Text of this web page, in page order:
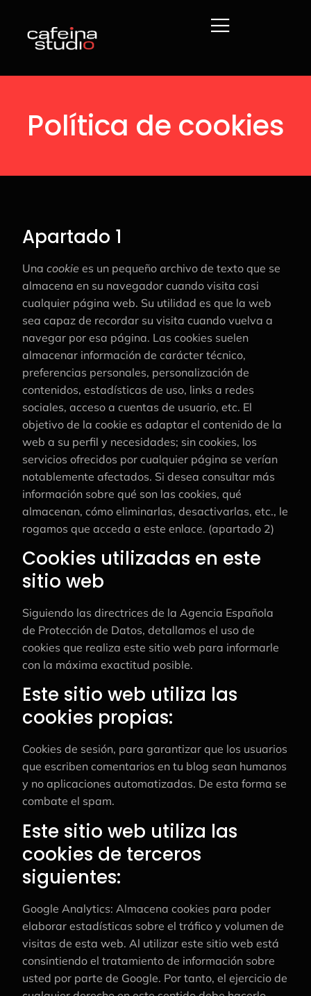
Política de cookies
Apartado 1
Una cookie es un pequeño archivo de texto que se
almacena en su navegador cuando visita casi
cualquier página web. Su utilidad es que la web
sea capaz de recordar su visita cuando vuelva a
navegar por esa página. Las cookies suelen
almacenar información de carácter técnico,
preferencias personales, personalización de
contenidos, estadísticas de uso, links a redes
sociales, acceso a cuentas de usuario, etc. El
objetivo de la cookie es adaptar el contenido de la
web a su perfil y necesidades; sin cookies, los
servicios ofrecidos por cualquier página se verían
notablemente afectados. Si desea consultar más
información sobre qué son las cookies, qué
almacenan, cómo eliminarlas, desactivarlas, etc., le
rogamos que acceda a este enlace. (apartado 2)
Cookies utilizadas en este
sitio web
Siguiendo las directrices de la Agencia Española
de Protección de Datos, detallamos el uso de
cookies que realiza este sitio web para informarle
con la máxima exactitud posible.
Este sitio web utiliza las
cookies propias:
Cookies de sesión, para garantizar que los usuarios
que escriben comentarios en tu blog sean humanos
y no aplicaciones automatizadas. De esta forma se
combate el spam.
Este sitio web utiliza las
cookies de terceros
siguientes:
Google Analytics: Almacena cookies para poder
elaborar estadísticas sobre el tráfico y volumen de
visitas de esta web. Al utilizar este sitio web está
consintiendo el tratamiento de información sobre
usted por parte de Google. Por tanto, el ejercicio de